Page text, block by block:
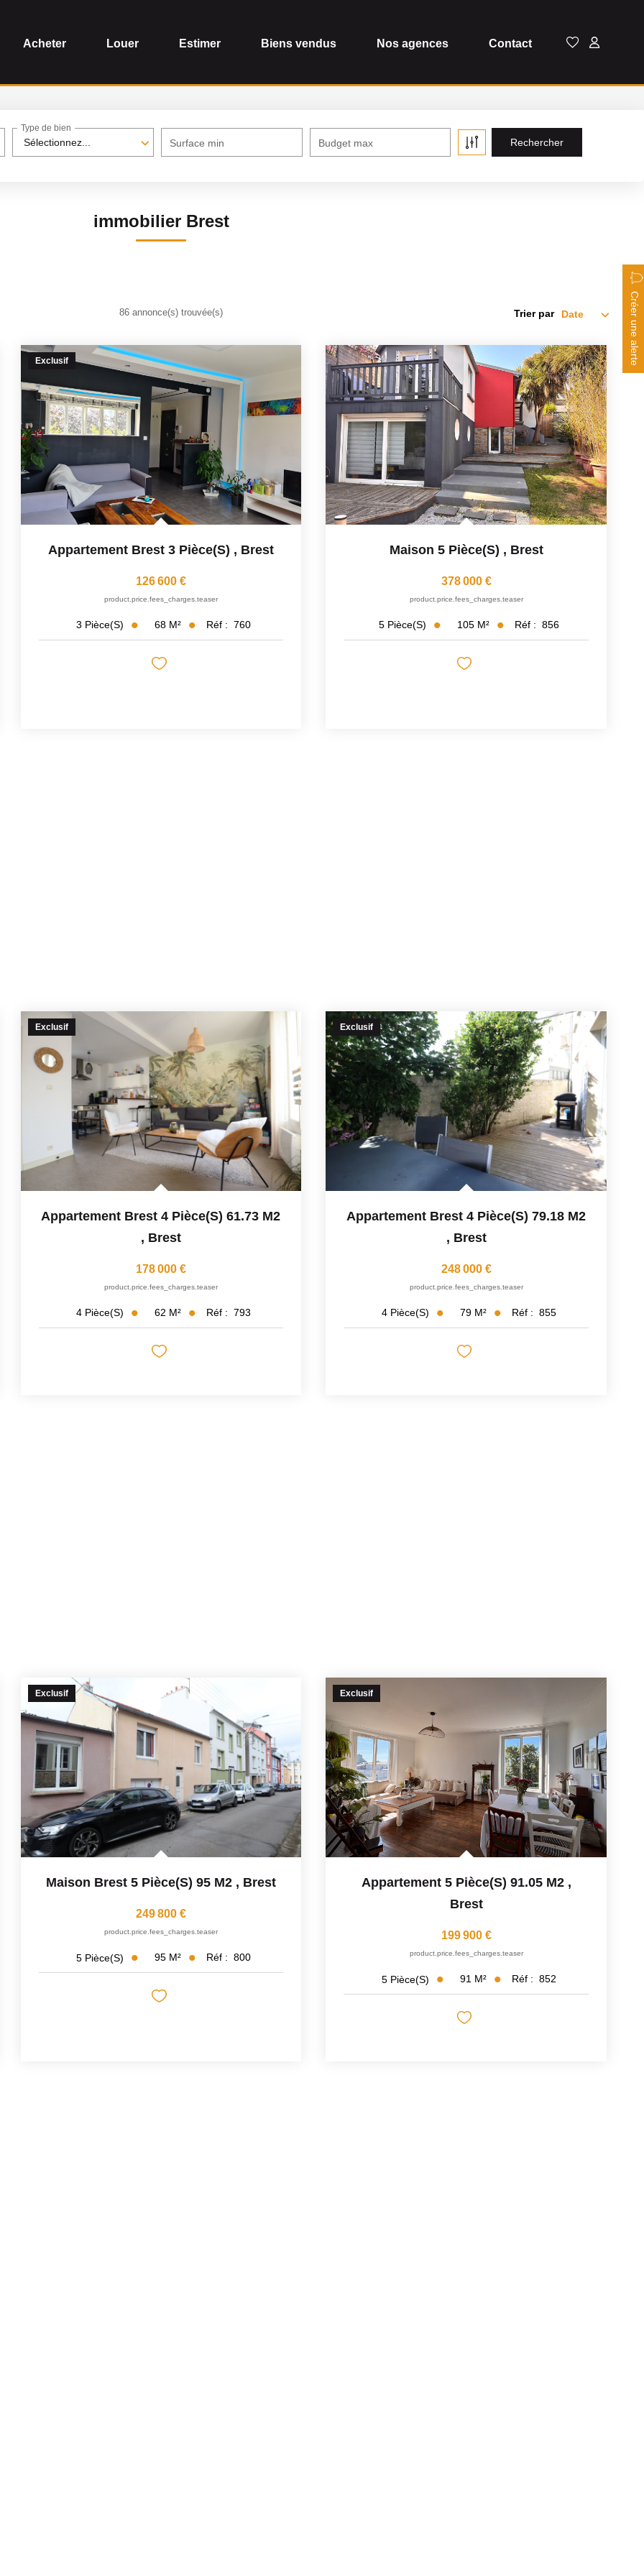
Acheter Louer Estimer Biens vendus Nos agences Contact
Sélectionnez...
Type de bien
Surface min Budget max
immobilier Brest
Créer une alerte
86 annonce(s) trouvée(s) Trier par
Exclusif
Appartement Brest 3 Pièce(s) , Brest
126 600 €
product.price.fees_charges.teaser
3 Pièce(s) 68 M² Réf : 760
Maison 5 Pièce(s) , Brest
378 000 €
product.price.fees_charges.teaser
5 Pièce(s) 105 M² Réf : 856
Exclusif
Appartement Brest 4 Pièce(s) 61.73 M2
, Brest
178 000 €
product.price.fees_charges.teaser
4 Pièce(s) 62 M² Réf : 793
Exclusif
Appartement Brest 4 Pièce(s) 79.18 M2
, Brest
248 000 €
product.price.fees_charges.teaser
4 Pièce(s) 79 M² Réf : 855
Exclusif
Maison Brest 5 Pièce(s) 95 M2 , Brest
249 800 €
product.price.fees_charges.teaser
5 Pièce(s) 95 M² Réf : 800
Exclusif
Appartement 5 Pièce(s) 91.05 M2 ,
Brest
199 900 €
product.price.fees_charges.teaser
5 Pièce(s) 91 M² Réf : 852